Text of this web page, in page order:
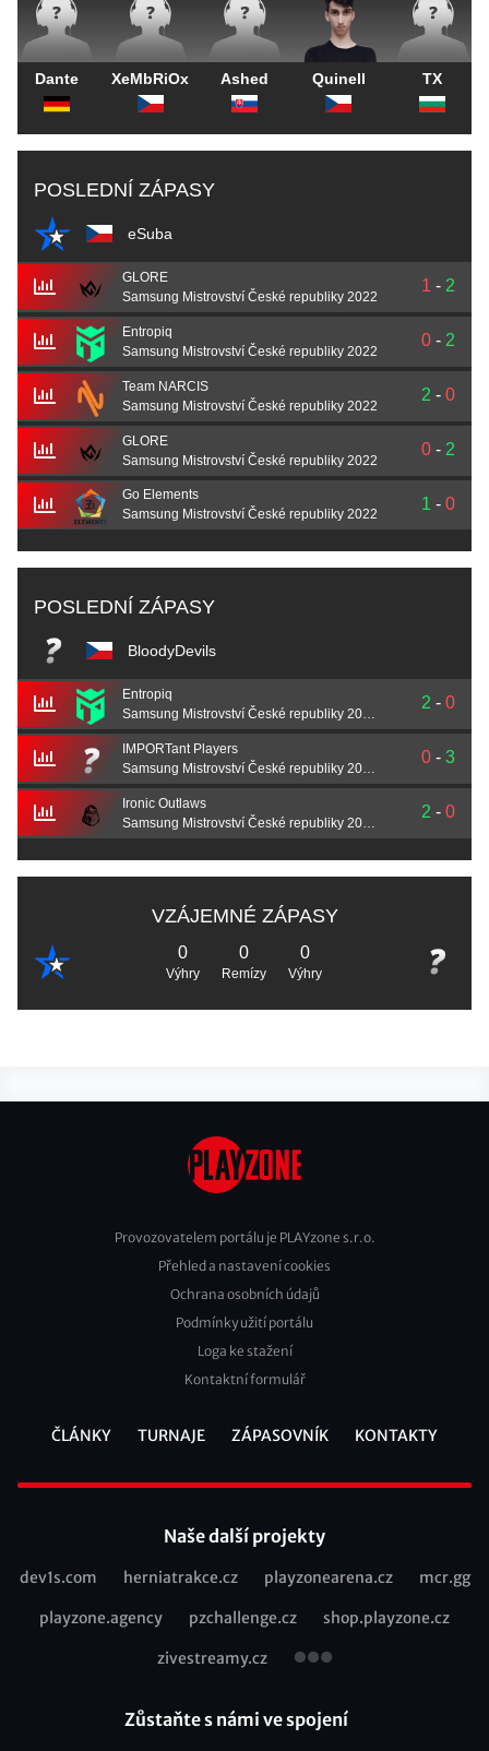
Dante XeMbRiOx Ashed Quinell TX
POSLEDNÍ ZÁPASY
eSuba
GLORE
Samsung Mistrovství České republiky 2022
1 - 2
Entropiq
Samsung Mistrovství České republiky 2022
0 - 2
Team NARCIS
Samsung Mistrovství České republiky 2022
2 - 0
GLORE
Samsung Mistrovství České republiky 2022
0 - 2
Go Elements
Samsung Mistrovství České republiky 2022
1 - 0
POSLEDNÍ ZÁPASY
BloodyDevils
Entropiq
Samsung Mistrovství České republiky 2021 – play-off
2 - 0
IMPORTant Players
Samsung Mistrovství České republiky 2021 – play-off
0 - 3
Ironic Outlaws
Samsung Mistrovství České republiky 2021 – skupina A
2 - 0
VZÁJEMNÉ ZÁPASY
0
Výhry
0
Remízy
0
Výhry
Footer
Provozovatelem portálu je PLAYzone s.r.o.
Přehled a nastavení cookies
Ochrana osobních údajů
Podmínky užití portálu
Loga ke stažení
Kontaktní formulář
ČLÁNKY TURNAJE ZÁPASOVNÍK KONTAKTY
Naše další projekty
Recommended
dev1s.com herniatrakce.cz playzonearena.cz mcr.gg
playzone.agency pzchallenge.cz shop.playzone.cz
zivestreamy.cz
Zůstaňte s námi ve spojení